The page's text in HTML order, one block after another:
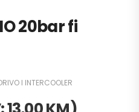
20bar fi
I INTERCOOLER